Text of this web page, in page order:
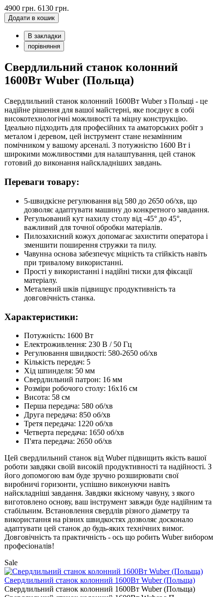
4900 грн. 6130 грн.
Додати в кошик
В закладки
порівняння
Свердлильний станок колонний
1600Вт Wuber (Польща)
Свердлильний станок колонний 1600Вт Wuber з Польщі - це
надійне рішення для вашої майстерні, яке поєднує в собі
високотехнологічні можливості та міцну конструкцію.
Ідеально підходить для професійних та аматорських робіт з
металом і деревом, цей інструмент стане незамінним
помічником у вашому арсеналі. З потужністю 1600 Вт і
широкими можливостями для налаштування, цей станок
готовий до виконання найскладніших завдань.
Переваги товару:
5-швидкісне регулювання від 580 до 2650 об/хв, що
дозволяє адаптувати машину до конкретного завдання.
Регульований кут нахилу столу від -45° до 45°,
важливий для точної обробки матеріалів.
Пилозахисний кожух допомагає захистити оператора і
зменшити поширення стружки та пилу.
Чавунна основа забезпечує міцність та стійкість навіть
при тривалому використанні.
Прості у використанні і надійні тиски для фіксації
матеріалу.
Металевий шків підвищує продуктивність та
довговічність станка.
Характеристики:
Потужність: 1600 Вт
Електроживлення: 230 В / 50 Гц
Регулювання швидкості: 580-2650 об/хв
Кількість передач: 5
Хід шпинделя: 50 мм
Свердлильний патрон: 16 мм
Розміри робочого столу: 16x16 см
Висота: 58 см
Перша передача: 580 об/хв
Друга передача: 850 об/хв
Третя передача: 1220 об/хв
Четверта передача: 1650 об/хв
П'ята передача: 2650 об/хв
Цей свердлильний станок від Wuber підвищить якість вашої
роботи завдяки своїй високій продуктивності та надійності. З
його допомогою вам буде зручно розширювати свої
виробничі горизонти, успішно виконуючи навіть
найскладніші завдання. Завдяки якісному чавуну, з якого
виготовлено основу, ваш інструмент завжди буде надійним та
стабільним. Встановлення свердлів різного діаметру та
використання на різних швидкостях дозволяє досконало
адаптувати цей станок до будь-яких технічних вимог.
Довговічність та практичність - ось що робить Wuber вибором
професіоналів!
Sale
Свердлильний станок колонний 1600Вт Wuber (Польща)
Свердлильний станок колонний 1600Вт Wuber (Польща)